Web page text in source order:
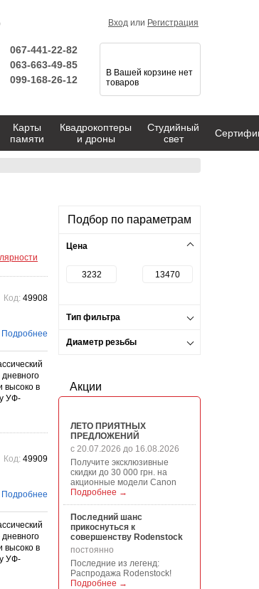
Код: 49908
Подробнее
высоко в
УФ-
Код: 49909
Подробнее
высоко в
УФ-
Подбор по параметрам
Цена
Тип фильтра
Диаметр резьбы
Акции
ЛЕТО ПРИЯТНЫХ
ПРЕДЛОЖЕНИЙ
с 20.07.2026 до 16.08.2026
Получите эксклюзивные
скидки до 30 000 грн. на
акционные модели Canon
Подробнее →
Последний шанс
прикоснуться к
совершенству Rodenstock
постоянно
Последние из легенд:
Распродажа Rodenstock!
Подробнее →
Вход или Регистрация
067-441-22-82
063-663-49-85
099-168-26-12
В Вашей корзине нет
товаров
Карты
памяти
Квадрокоптеры
и дроны
Студийный
свет